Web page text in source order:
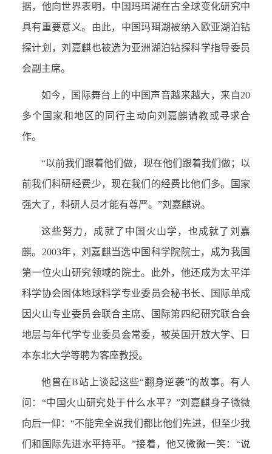
据，他向世界表明，中国玛珥湖在古全球变化研究中
具有重要意义。由此，中国玛珥湖被纳入欧亚湖泊钻
探计划，刘嘉麒也被选为亚洲湖泊钻探科学指导委员
会副主席。
如今，国际舞台上的中国声音越来越大，来自20
多个国家和地区的同行主动向刘嘉麒请教或寻求合
作。
“以前我们跟着他们做，现在他们跟着我们做；以
前我们科研经费少，现在我们的经费比他们多。国家
强大了，科研人员才能有尊严。”刘嘉麒说。
这些努力，成就了中国火山学，也成就了刘嘉
麒。2003年，刘嘉麒当选中国科学院院士，成为我国
第一位火山研究领域的院士。此外，他还成为太平洋
科学协会固体地球科学专业委员会秘书长、国际单成
因火山专业委员会联合主席、国际第四纪研究联合会
地层与年代学专业委员会常委，被英国开放大学、日
本东北大学等聘为客座教授。
他曾在B站上谈起这些“翻身逆袭”的故事。有人
问：“中国火山研究处于什么水平？”刘嘉麒身子微微
向后一仰：“不能完全说我们都比他们先进，但至少我
们和国际先进水平持平。”接着，他又微微一笑：“说